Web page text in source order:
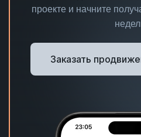
проекте и начните
Заказать